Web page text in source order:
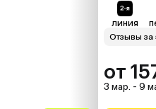
линия
Отзывы за
от
3 мар. - 9